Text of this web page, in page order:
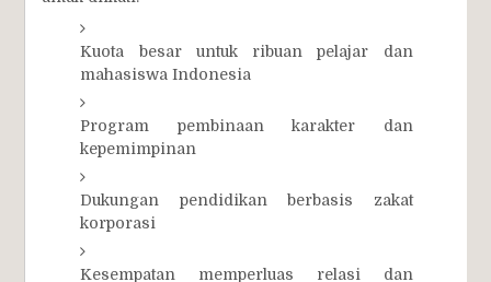
Kuota besar untuk ribuan pelajar dan
mahasiswa Indonesia
Program pembinaan karakter dan
kepemimpinan
Dukungan pendidikan berbasis zakat
korporasi
Kesempatan memperluas relasi dan